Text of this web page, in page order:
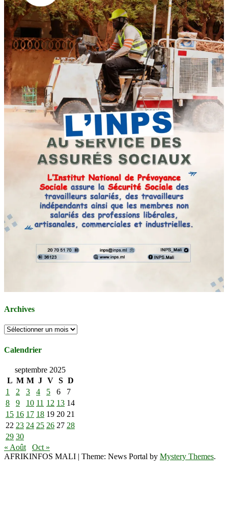
Archives
Archives
Calendrier
septembre 2025
L M M J V S D
1
2 3 4 5 6
7
8
9 10 11 12 13 14
15 16 17 18 19 20 21
22 23 24 25 26 27 28
29 30
« Août
Oct »
AFRIKINFOS MALI | Theme: News Portal by Mystery Themes.